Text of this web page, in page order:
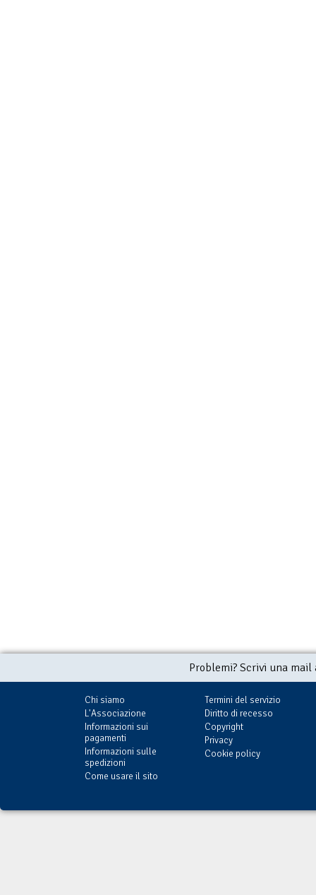
Problemi? Scrivi una
Chi siamo
L'Associazione
Informazioni sui
pagamenti
Informazioni sulle
spedizioni
Come usare il sito
Termini del servizio
Diritto di recesso
Copyright
Privacy
Cookie policy